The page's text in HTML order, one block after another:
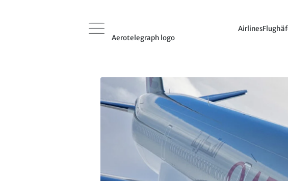
Aerotelegraph logo
Airlines